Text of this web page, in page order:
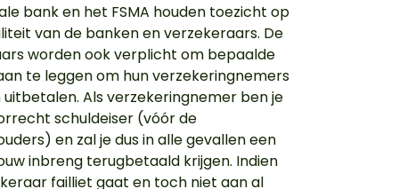
bank en het FSMA houden toezicht op
van de banken en verzekeraars. De
worden ook verplicht om bepaalde
te leggen om hun verzekeringnemers
Als verzekeringnemer ben je
schuldeiser (vóór de
en zal je dus in alle gevallen een
inbreng terugbetaald krijgen. Indien
failliet gaat en toch niet aan al